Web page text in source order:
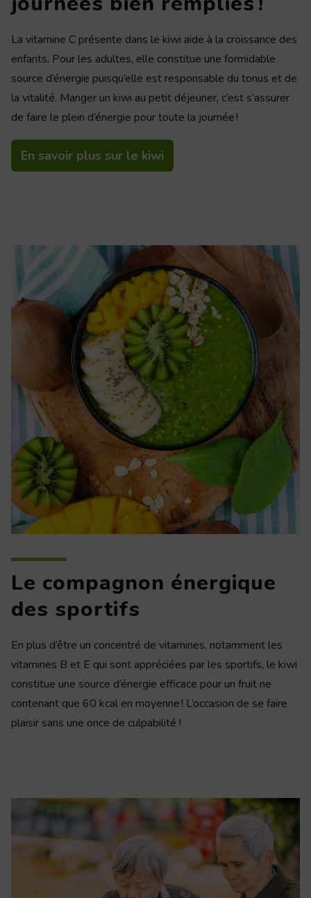
La vitamine C présente dans le kiwi aide à la croissance des
enfants. Pour les adultes, elle constitue une formidable
source d’énergie puisqu’elle est responsable du tonus et de
la vitalité. Manger un kiwi au petit déjeuner, c’est s’assurer
de faire le plein d’énergie pour toute la journée !
En savoir plus sur le kiwi
Le compagnon énergique
des sportifs
En plus d’être un concentré de vitamines, notamment les
vitamines B et E qui sont appréciées par les sportifs, le kiwi
constitue une source d’énergie efficace pour un fruit ne
contenant que 60 kcal en moyenne ! L’occasion de se faire
plaisir sans une once de culpabilité !